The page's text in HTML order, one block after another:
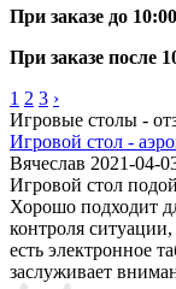
При заказе до 10:00
При заказе после
1 2 3 ›
Игровые столы -
Игровой стол -
Вячеслав 2021-04-
Игровой стол
Хорошо подходит
контроля
есть электронное
заслуживает